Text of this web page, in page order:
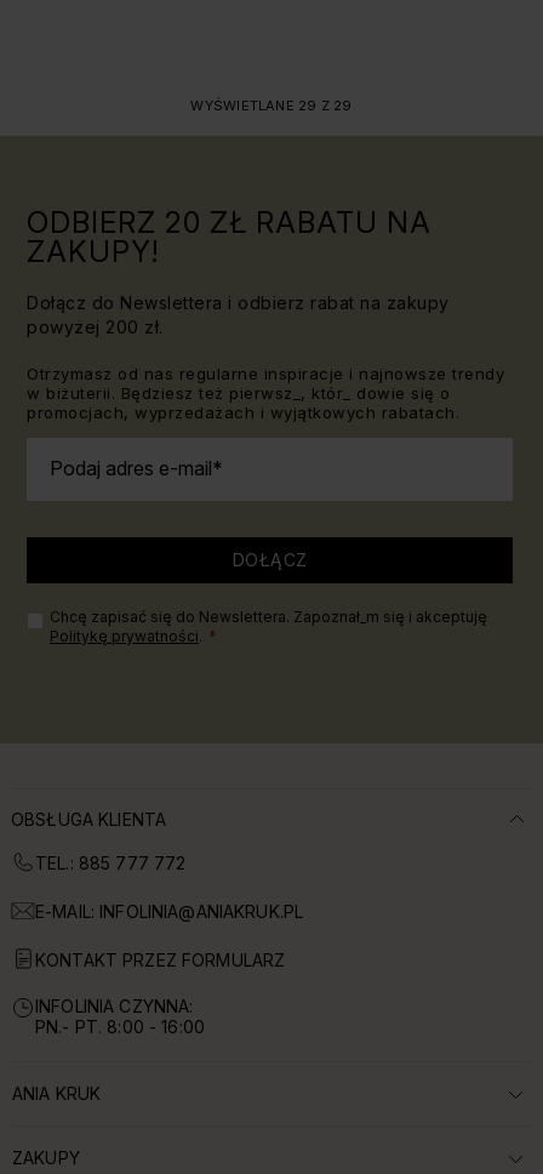
WYŚWIETLANE 29 Z 29
ODBIERZ 20 ZŁ RABATU NA
ZAKUPY!
Dołącz do Newslettera i odbierz rabat na zakupy
powyżej 200 zł.
Otrzymasz od nas regularne inspiracje i najnowsze trendy
w biżuterii. Będziesz też pierwsz_, któr_ dowie się o
promocjach, wyprzedażach i wyjątkowych rabatach.
Podaj adres e-mail
DOŁĄCZ
Chcę zapisać się do Newslettera. Zapoznał_m się i akceptuję
Politykę prywatności.
OBSŁUGA KLIENTA
TEL.: 885 777 772
E-MAIL: INFOLINIA@ANIAKRUK.PL
KONTAKT PRZEZ FORMULARZ
INFOLINIA CZYNNA:
PN.- PT. 8:00 - 16:00
ROZWIŃ SEKCJĘ:
ANIA KRUK
ROZWIŃ SEKCJĘ:
ZAKUPY